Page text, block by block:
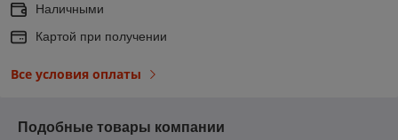
Наличными
Картой при получении
Все условия оплаты
Подобные товары компании